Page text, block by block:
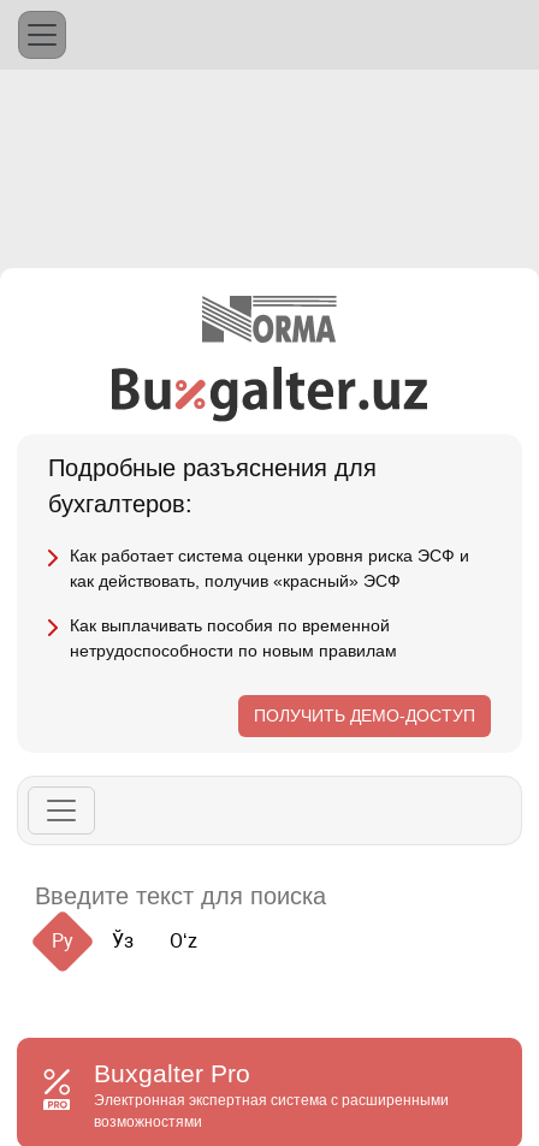
Подробные разъяснения для
бухгалтеров:
Как работает система оценки уровня риска ЭСФ и
как действовать, получив «красный» ЭСФ
Как выплачивать пособия по временной
нетрудоспособности по новым правилам
ПОЛУЧИТЬ ДЕМО-ДОСТУП
Ру Ўз Oʻz
Buxgalter Pro
Электронная экспертная система с расширенными
возможностями